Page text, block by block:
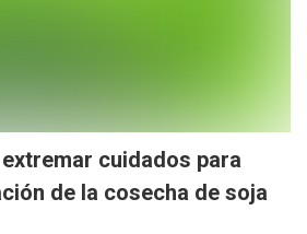
cuidados para
de la cosecha de soja